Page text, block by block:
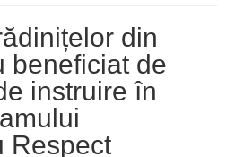
din
beneficiat de
instruire în
Respect